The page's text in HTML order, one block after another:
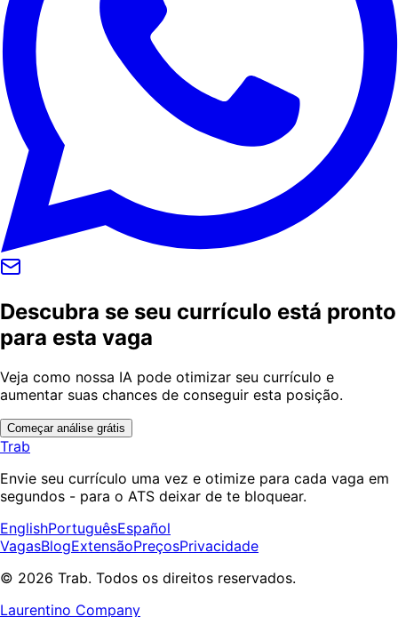
Descubra se seu currículo está pronto
para esta vaga
Veja como nossa IA pode otimizar seu currículo e
aumentar suas chances de conseguir esta posição.
Começar análise grátis
Trab
Envie seu currículo uma vez e otimize para cada vaga em
segundos - para o ATS deixar de te bloquear.
EnglishPortuguêsEspañol
VagasBlogExtensãoPreçosPrivacidade
© 2026 Trab. Todos os direitos reservados.
Laurentino Company